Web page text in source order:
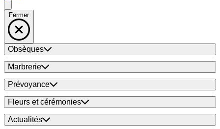
Fermer
Obsèques
Marbrerie
Prévoyance
Fleurs et cérémonies
Actualités